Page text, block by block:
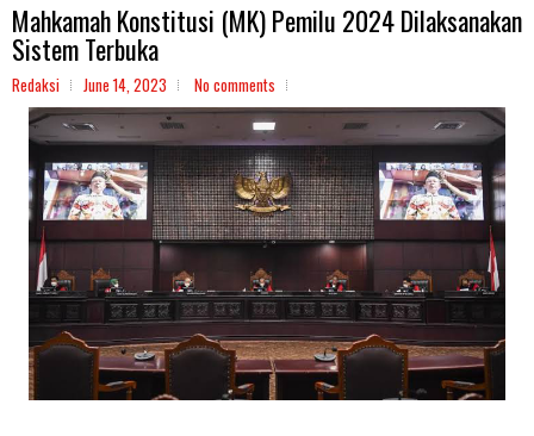
Mahkamah Konstitusi (MK) Pemilu 2024 Dilaksanakan
Sistem Terbuka
Redaksi June 14, 2023 No comments